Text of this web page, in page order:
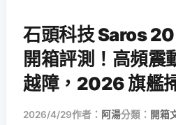
石頭科技 Saros
開箱評測！高頻
越障，2026 旗艦
2026/4/29作者： 阿湯分類： 開箱